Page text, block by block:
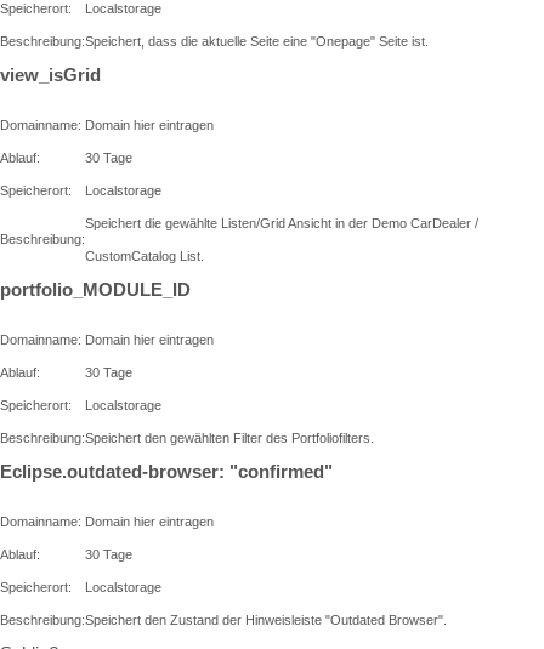
Speicherort: Localstorage
Beschreibung:Speichert, dass die aktuelle Seite eine "Onepage" Seite ist.
view_isGrid
Domainname: Domain hier eintragen
Ablauf: 30 Tage
Speicherort: Localstorage
Beschreibung:
Speichert die gewählte Listen/Grid Ansicht in der Demo CarDealer /
CustomCatalog List.
portfolio_MODULE_ID
Domainname: Domain hier eintragen
Ablauf: 30 Tage
Speicherort: Localstorage
Beschreibung:Speichert den gewählten Filter des Portfoliofilters.
Eclipse.outdated-browser: "confirmed"
Domainname: Domain hier eintragen
Ablauf: 30 Tage
Speicherort: Localstorage
Beschreibung:Speichert den Zustand der Hinweisleiste "Outdated Browser".